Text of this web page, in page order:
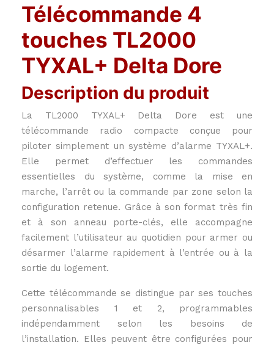
Télécommande 4
touches TL2000
TYXAL+ Delta Dore
Description du produit
La TL2000 TYXAL+ Delta Dore est une
télécommande radio compacte conçue pour
piloter simplement un système d’alarme TYXAL+.
Elle permet d’effectuer les commandes
essentielles du système, comme la mise en
marche, l’arrêt ou la commande par zone selon la
configuration retenue. Grâce à son format très fin
et à son anneau porte-clés, elle accompagne
facilement l’utilisateur au quotidien pour armer ou
désarmer l’alarme rapidement à l’entrée ou à la
sortie du logement.
Cette télécommande se distingue par ses touches
personnalisables 1 et 2, programmables
indépendamment selon les besoins de
l’installation. Elles peuvent être configurées pour